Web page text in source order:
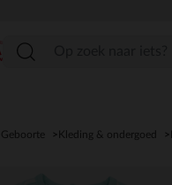
Geboorte Kleding & ondergoed